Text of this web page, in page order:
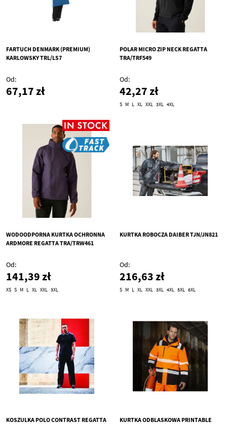
FARTUCH DENMARK (PREMIUM)
KARLOWSKY TRL/LS7
Od
67,17 zł
POLAR MICRO ZIP NECK REGATTA
TRA/TRF549
Od
42,27 zł
S M L XL XXL 3XL 4XL
WODOODPORNA KURTKA OCHRONNA
ARDMORE REGATTA TRA/TRW461
Od
141,39 zł
XS S M L XL XXL 3XL
KURTKA ROBOCZA DAIBER TJN/JN821
Od
216,63 zł
S M L XL XXL 3XL 4XL 5XL 6XL
KOSZULKA POLO CONTRAST REGATTA
KURTKA ODBLASKOWA PRINTABLE